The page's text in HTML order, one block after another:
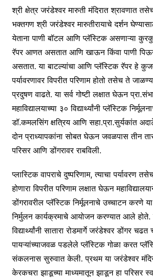
श्री क्षेत्र जरंडेश्वर मारुती मंदिरात श्रावणात
भक्तगण श्री जरंडेश्वर मारुतीरायाचे दर्शन
येताना पाणी बॉटल आणि प्लॅस्टिक असणाऱ्या
रॅपर आणत असतात आणि खाऊन किंवा पाणी
असतात. या बाटल्यांचा आणि प्लॅस्टिक रॅपर हे
पर्यावरणावर विपरीत परिणाम होतो तसेच ते
प्रदुषण वाढते. या सर्व गोष्टी लक्षात घेऊन
महाविद्यालयाच्या ३० विद्यार्थ्यांनी प्लॅस्टिक
डॉ.कमलसिंग क्षत्रिय आणि सहा.प्रा.सुर्यकांत
दोन प्राध्यापकांना सोबत घेऊन जवळपास तीन
परिसर आणि डोंगरावर राबविली.
प्लास्टिक वापराचे दुष्परिणाम, त्याचा पर्यावरण
होणारा विपरीत परिणाम लक्षात घेऊन
डोंगरावरील प्लॅस्टिक निर्मूलनाचे उच्चाटन करणे
निर्मुलन कार्यक्रमाचे आयोजन करण्यात आले होते.
विद्यार्थ्यांनी सातारा रोडमार्गे जरंडेश्वर डोंगर चढत
पायऱ्यांच्याजवळ पडलेले प्लॅस्टिक गोळा करत
संकलनास सुरुवात केली. प्रथम या जरंडेश्वर
केरकचरा झाडूच्या माध्यमातून झाडून हा परिसर